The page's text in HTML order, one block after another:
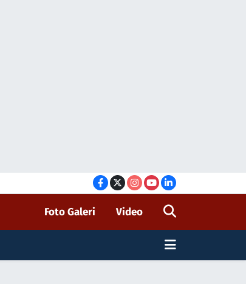
Foto Galeri Video